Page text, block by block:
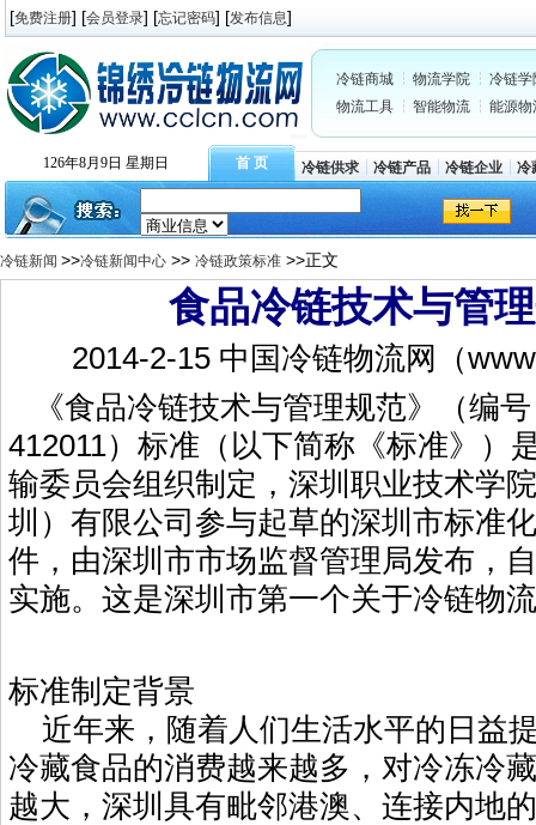
[免费注册] [会员登录] [忘记密码] [发布信息]
冷链商城 物流学院
冷链学
物流工具
智能物流 能源物
126年8月9日 星期日 首 页 冷链供求 冷链产品 冷链企业 冷
冷链新闻 >>冷链新闻中心 >> 冷链政策标准 >>正文
食品冷链技术与管
2014-2-15 中国冷链物流网（
《食品冷链技术与管理规范》（编
412011）标准（以下简称《标准》）
输委员会组织制定，深圳职业技术学
圳）有限公司参与起草的深圳市标准
件，由深圳市市场监督管理局发布，
实施。这是深圳市第一个关于冷链物
标准制定背景
近年来，随着人们生活水平的日益
冷藏食品的消费越来越多，对冷冻冷
越大，深圳具有毗邻港澳、连接内地